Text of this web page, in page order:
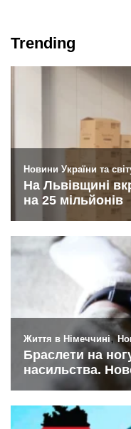
Trending